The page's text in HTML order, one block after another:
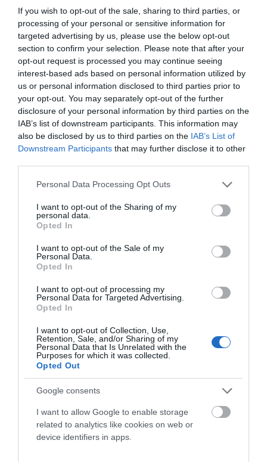
If you wish to opt-out of the sale, sharing to third parties, or
processing of your personal or sensitive information for
targeted advertising by us, please use the below opt-out
section to confirm your selection. Please note that after your
opt-out request is processed you may continue seeing
interest-based ads based on personal information utilized by
us or personal information disclosed to third parties prior to
your opt-out. You may separately opt-out of the further
disclosure of your personal information by third parties on the
IAB’s list of downstream participants. This information may
also be disclosed by us to third parties on the IAB’s List of
Downstream Participants that may further disclose it to other
Please note that this website/app uses one or more Google
not limited to your visit or usage behaviour. You may click to
grant or deny consent to Google and its third-party tags to
use your data for below specified purposes in below Google
consent section.
Personal Data Processing Opt Outs
I want to opt-out of the Sharing of my
personal data.
Opted In
I want to opt-out of the Sale of my
Personal Data.
Opted In
I want to opt-out of processing my
Personal Data for Targeted Advertising.
Opted In
I want to opt-out of Collection, Use,
Retention, Sale, and/or Sharing of my
Personal Data that Is Unrelated with the
Purposes for which it was collected.
Opted Out
Google consents
I want to allow Google to enable storage
related to analytics like cookies on web or
device identifiers in apps.
Referencia: C11PN PN65
Artículos
En stock
PRODUCTOS MÁS VISTOS COMPRADOS JUNTOS
Mondraker
MONDRAKER DUNE R
7.999,00 € 4.499,44 €
La MONDRAKER DUNE R cuenta
con un cuadro Stealth Air
MONDRAKER CRAFTY R
2024 ED2
6.799,00 €
La MONDRAKER CRAFTY R